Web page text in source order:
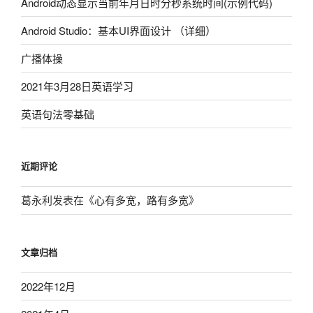
Android Studio：基本UI界面设计 （详细）
广播体操
2021年3月28日英语学习
英语句法零基础
近期评论
葛永利发表在《心有多宽，路有多宽》
文章归档
2022年12月